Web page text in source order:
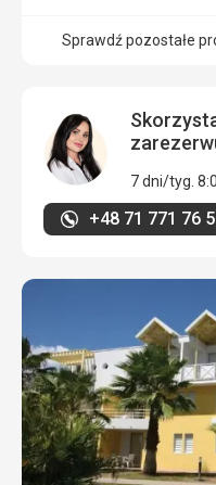
Sprawdź pozostałe
7 dni/tyg.
+48 71 771 76